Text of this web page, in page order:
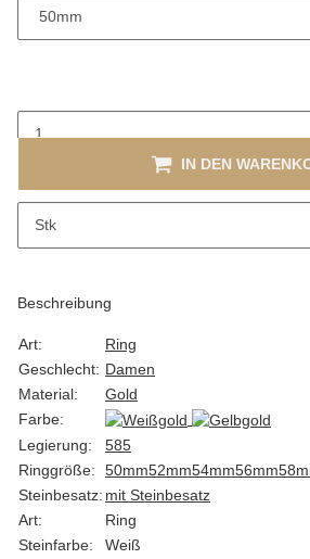
Stk
IN DEN
Dieser Artikel hat Variationen. Wählen Sie
Beschreibung
Art:
Ring
Geschlecht: Damen
Material:
Gold
Farbe:
Legierung:
585
Ringgröße:
50mm52mm54mm56mm
Steinbesatz: mit Steinbesatz
Art:
Ring
Steinfarbe:
Weiß